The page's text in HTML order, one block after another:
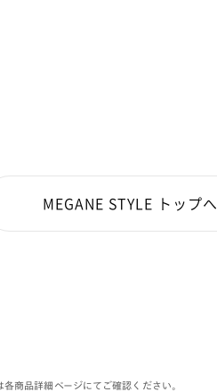
MEGANE STYLE トップへ
商品詳細ページにてご確認ください。